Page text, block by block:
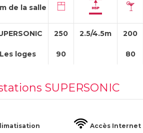
de la salle
250 2.5/4.5m 200
Les loges 90 80
SUPERSONIC
Accès Internet